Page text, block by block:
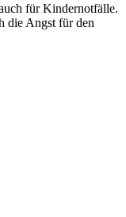
für Kindernotfälle.
die Angst für den